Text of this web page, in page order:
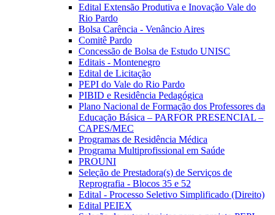
Edital Extensão Produtiva e Inovação Vale do
Rio Pardo
Bolsa Carência - Venâncio Aires
Comitê Pardo
Concessão de Bolsa de Estudo UNISC
Editais - Montenegro
Edital de Licitação
PEPI do Vale do Rio Pardo
PIBID e Residência Pedagógica
Plano Nacional de Formação dos Professores da
Educação Básica – PARFOR PRESENCIAL –
CAPES/MEC
Programas de Residência Médica
Programa Multiprofissional em Saúde
PROUNI
Seleção de Prestadora(s) de Serviços de
Reprografia - Blocos 35 e 52
Edital - Processo Seletivo Simplificado (Direito)
Edital PEIEX